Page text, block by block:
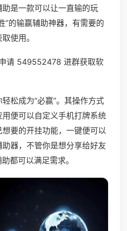
是一款可以让一直输的玩
”的输赢辅助神器，有需要的
使用。
请 549552478 进群获取软
松成为“必赢”。其操作方式
便可以自定义手机打牌系统
要的开挂功能，一键便可以
器，不管你是想分享给好友
都可以满足需求。